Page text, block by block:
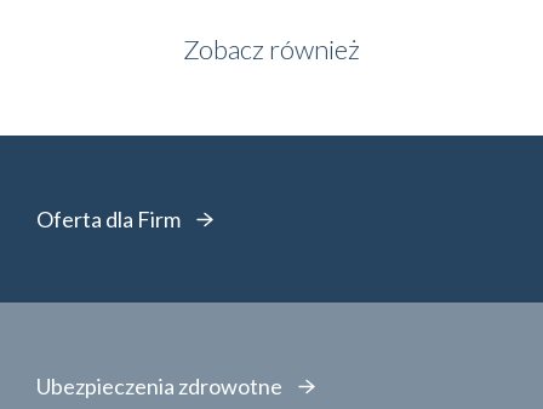
Zobacz również
Oferta dla Firm
Ubezpieczenia zdrowotne